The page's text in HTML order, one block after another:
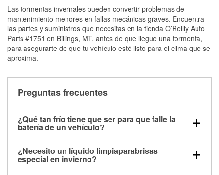
Las tormentas invernales pueden convertir problemas de
mantenimiento menores en fallas mecánicas graves. Encuentra
las partes y suministros que necesitas en la tienda O’Reilly Auto
Parts #1751 en Billings, MT, antes de que llegue una tormenta,
para asegurarte de que tu vehículo esté listo para el clima que se
aproxima.
Preguntas frecuentes
¿Qué tan frío tiene que ser para que falle la
batería de un vehículo?
debajo de los 32 °F y puede perder hasta la mitad de
su potencia de arranque cerca de los 0 °F, lo que
¿Necesito un líquido limpiaparabrisas
especial en invierno?